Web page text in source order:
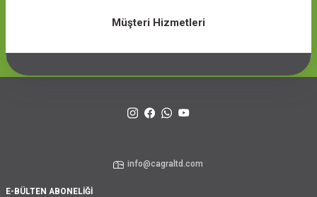
Müşteri Hizmetleri
info@cagraltd.com
E-BÜLTEN ABONELİĞİ